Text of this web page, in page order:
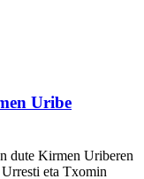
Uribe
dute Kirmen Uriberen
eta Txomin